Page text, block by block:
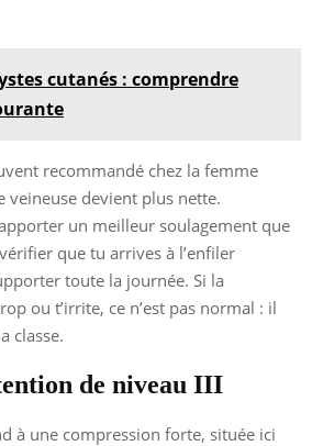
cutanés : comprendre
recommandé chez la femme
veineuse devient plus nette.
un meilleur soulagement que
que tu arrives à l’enfiler
toute la journée. Si la
ou t’irrite, ce n’est pas normal : il
classe.
de niveau III
à une compression forte, située ici